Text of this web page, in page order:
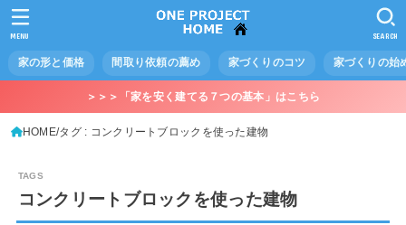
家の形と価格 間取り依頼の薦め 家づくりのコツ 家づくりの始
SEARCH
MENU
＞＞＞「家を安く建てる７つの基本」はこちら
HOME タグ : コンクリートブロックを使った建物
コンクリートブロックを使った建物